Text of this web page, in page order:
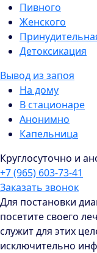
Пивного
Женского
Детоксикация
Вывод из запоя
На дому
В стационаре
Анонимно
Капельница
Круглосуточно и
+7 (965) 603-73-41
Заказать звонок
Для постановки
посетите своего
служит для этих
исключительно